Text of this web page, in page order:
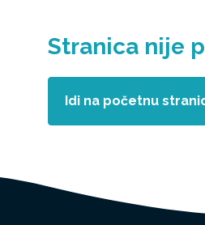
Stranica nije
Idi na početnu